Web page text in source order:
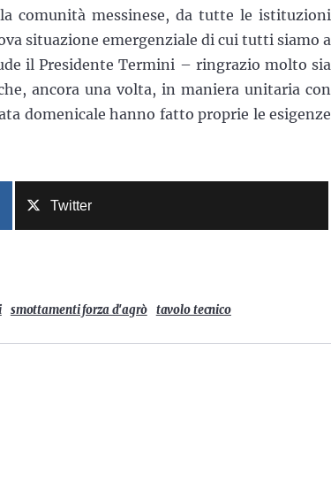
comunità messinese, da tutte le istituzioni
situazione emergenziale di cui tutti siamo a
il Presidente Termini – ringrazio molto sia
ancora una volta, in maniera unitaria con
domenicale hanno fatto proprie le esigenze
Twitter
smottamenti forza d'agrò tavolo tecnico